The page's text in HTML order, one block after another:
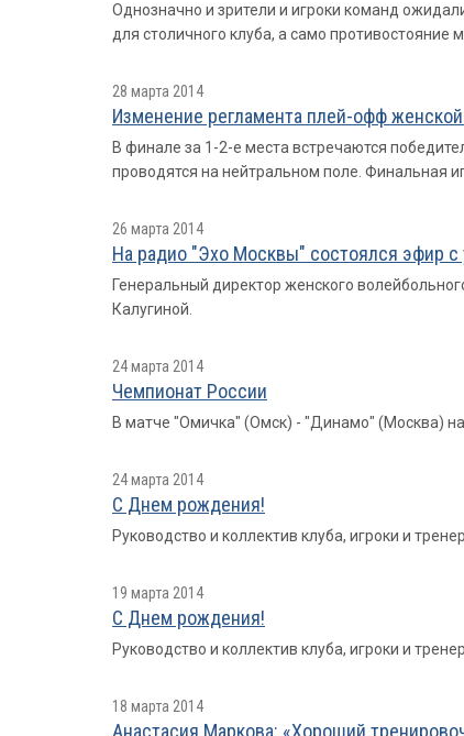
Однозначно и зрители и игроки команд
для столичного клуба, а само
28 марта 2014
Изменение регламента плей-офф
В финале за 1-2-е места встречаются
проводятся на нейтральном поле. Финальная
26 марта 2014
На радио "Эхо Москвы" состоялся эфир
Генеральный директор женского
Калугиной.
24 марта 2014
Чемпионат России
В матче "Омичка" (Омск) - "Динамо" (Москва)
24 марта 2014
С Днем рождения!
Руководство и коллектив клуба, игроки и
19 марта 2014
С Днем рождения!
Руководство и коллектив клуба, игроки и
18 марта 2014
Анастасия Маркова: «Хороший